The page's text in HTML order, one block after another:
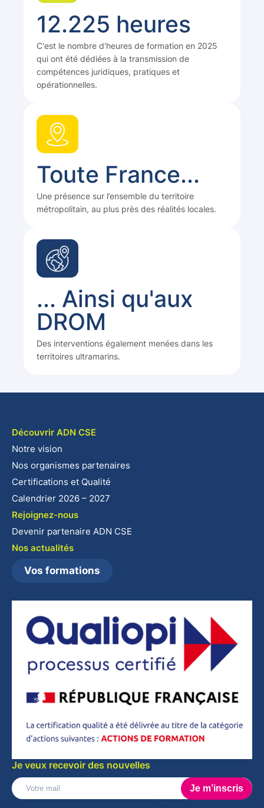
12.225 heures
C'est le nombre d'heures de formation en 2025
qui ont été dédiées à la transmission de
compétences juridiques, pratiques et
opérationnelles.
Toute France...
Une présence sur l’ensemble du territoire
métropolitain, au plus près des réalités locales.
... Ainsi qu'aux
DROM
Des interventions également menées dans les
territoires ultramarins.
Découvrir ADN CSE
Notre vision
Nos organismes partenaires
Certifications et Qualité
Calendrier 2026 – 2027
Rejoignez-nous
Devenir partenaire ADN CSE
Nos actualités
Vos formations
Je veux recevoir des nouvelles